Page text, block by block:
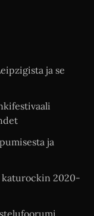
ja se
ja
katurockin 2020-